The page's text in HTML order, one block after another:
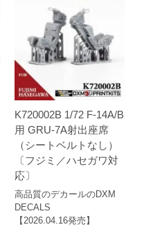
K720002B 1/72 F-14A/B
用 GRU-7A射出座席
（シートベルトなし）
〔フジミ／ハセガワ対
応〕
高品質のデカールのDXM
DECALS
【2026.04.16発売】